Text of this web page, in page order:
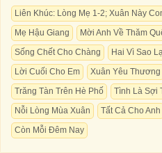
Liên Khúc: Lòng Mẹ 1-2; Xuân Này
Mẹ Hậu Giang
Mời Anh Về Thăm
Sống Chết Cho Chàng
Hai Vì Sao
Lời Cuối Cho Em
Xuân Yêu Thương
Trăng Tàn Trên Hè Phố
Tình Là Sợi
Nỗi Lòng Mùa Xuân
Tất Cả Cho Anh
Còn Mỗi Đêm Nay